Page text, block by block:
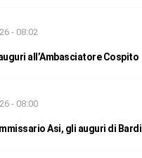
- 08:02
all’Ambasciatore Cospito
- 08:00
Asi, gli auguri di Bardi